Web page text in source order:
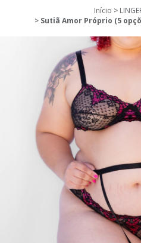
Início >
> Sutiã Amor Próprio (5